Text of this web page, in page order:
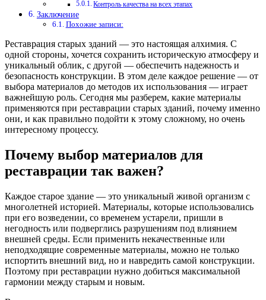
Контроль качества на всех этапах
Заключение
Похожие записи:
Реставрация старых зданий — это настоящая алхимия. С
одной стороны, хочется сохранить историческую атмосферу и
уникальный облик, с другой — обеспечить надежность и
безопасность конструкции. В этом деле каждое решение — от
выбора материалов до методов их использования — играет
важнейшую роль. Сегодня мы разберем, какие материалы
применяются при реставрации старых зданий, почему именно
они, и как правильно подойти к этому сложному, но очень
интересному процессу.
Почему выбор материалов для
реставрации так важен?
Каждое старое здание — это уникальный живой организм с
многолетней историей. Материалы, которые использовались
при его возведении, со временем устарели, пришли в
негодность или подверглись разрушениям под влиянием
внешней среды. Если применить некачественные или
неподходящие современные материалы, можно не только
испортить внешний вид, но и навредить самой конструкции.
Поэтому при реставрации нужно добиться максимальной
гармонии между старым и новым.